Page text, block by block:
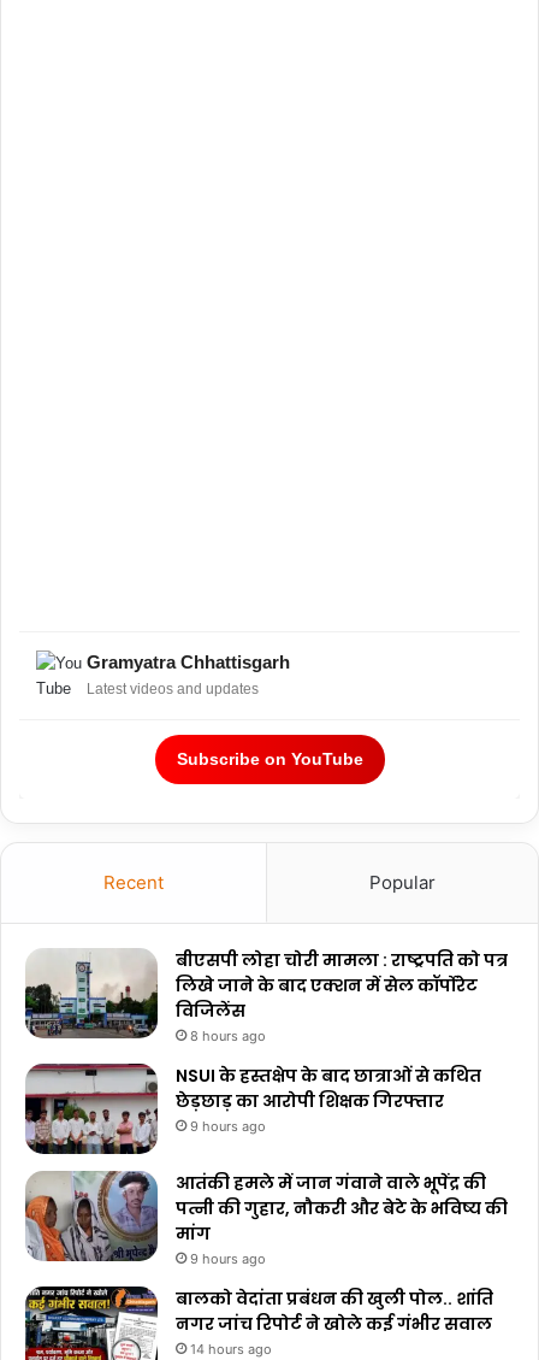
Gramyatra Chhattisgarh
Latest videos and updates
Subscribe on YouTube
Recent Popular
बीएसपी लोहा चोरी मामला : राष्ट्रपति को पत्र
लिखे जाने के बाद एक्शन में सेल कॉर्पोरेट
विजिलेंस
8 hours ago
NSUI के हस्तक्षेप के बाद छात्राओं से कथित
छेड़छाड़ का आरोपी शिक्षक गिरफ्तार
9 hours ago
आतंकी हमले में जान गंवाने वाले भूपेंद्र की
पत्नी की गुहार, नौकरी और बेटे के भविष्य की
मांग
9 hours ago
बालको वेदांता प्रबंधन की खुली पोल.. शांति
नगर जांच रिपोर्ट ने खोले कई गंभीर सवाल
14 hours ago